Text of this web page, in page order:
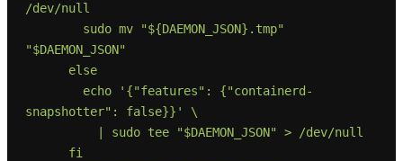
/dev/null
"$DAEMON_JSON"
snapshotter": false}}' \